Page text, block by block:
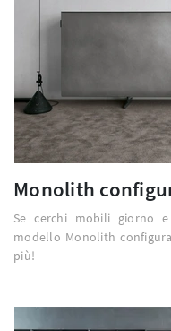
Monolith
Se cerchi mobili giorno
modello Monolith
più!